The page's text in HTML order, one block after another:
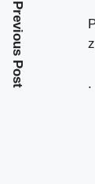
.
Previous Post